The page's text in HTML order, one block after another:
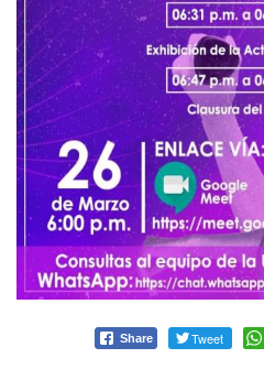
Share Tweet